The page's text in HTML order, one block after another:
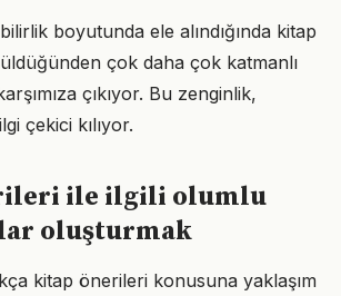
boyutunda ele alındığında kitap
çok daha çok katmanlı
çıkıyor. Bu zenginlik,
çekici kılıyor.
ile ilgili olumlu
oluşturmak
kitap önerileri konusuna yaklaşım